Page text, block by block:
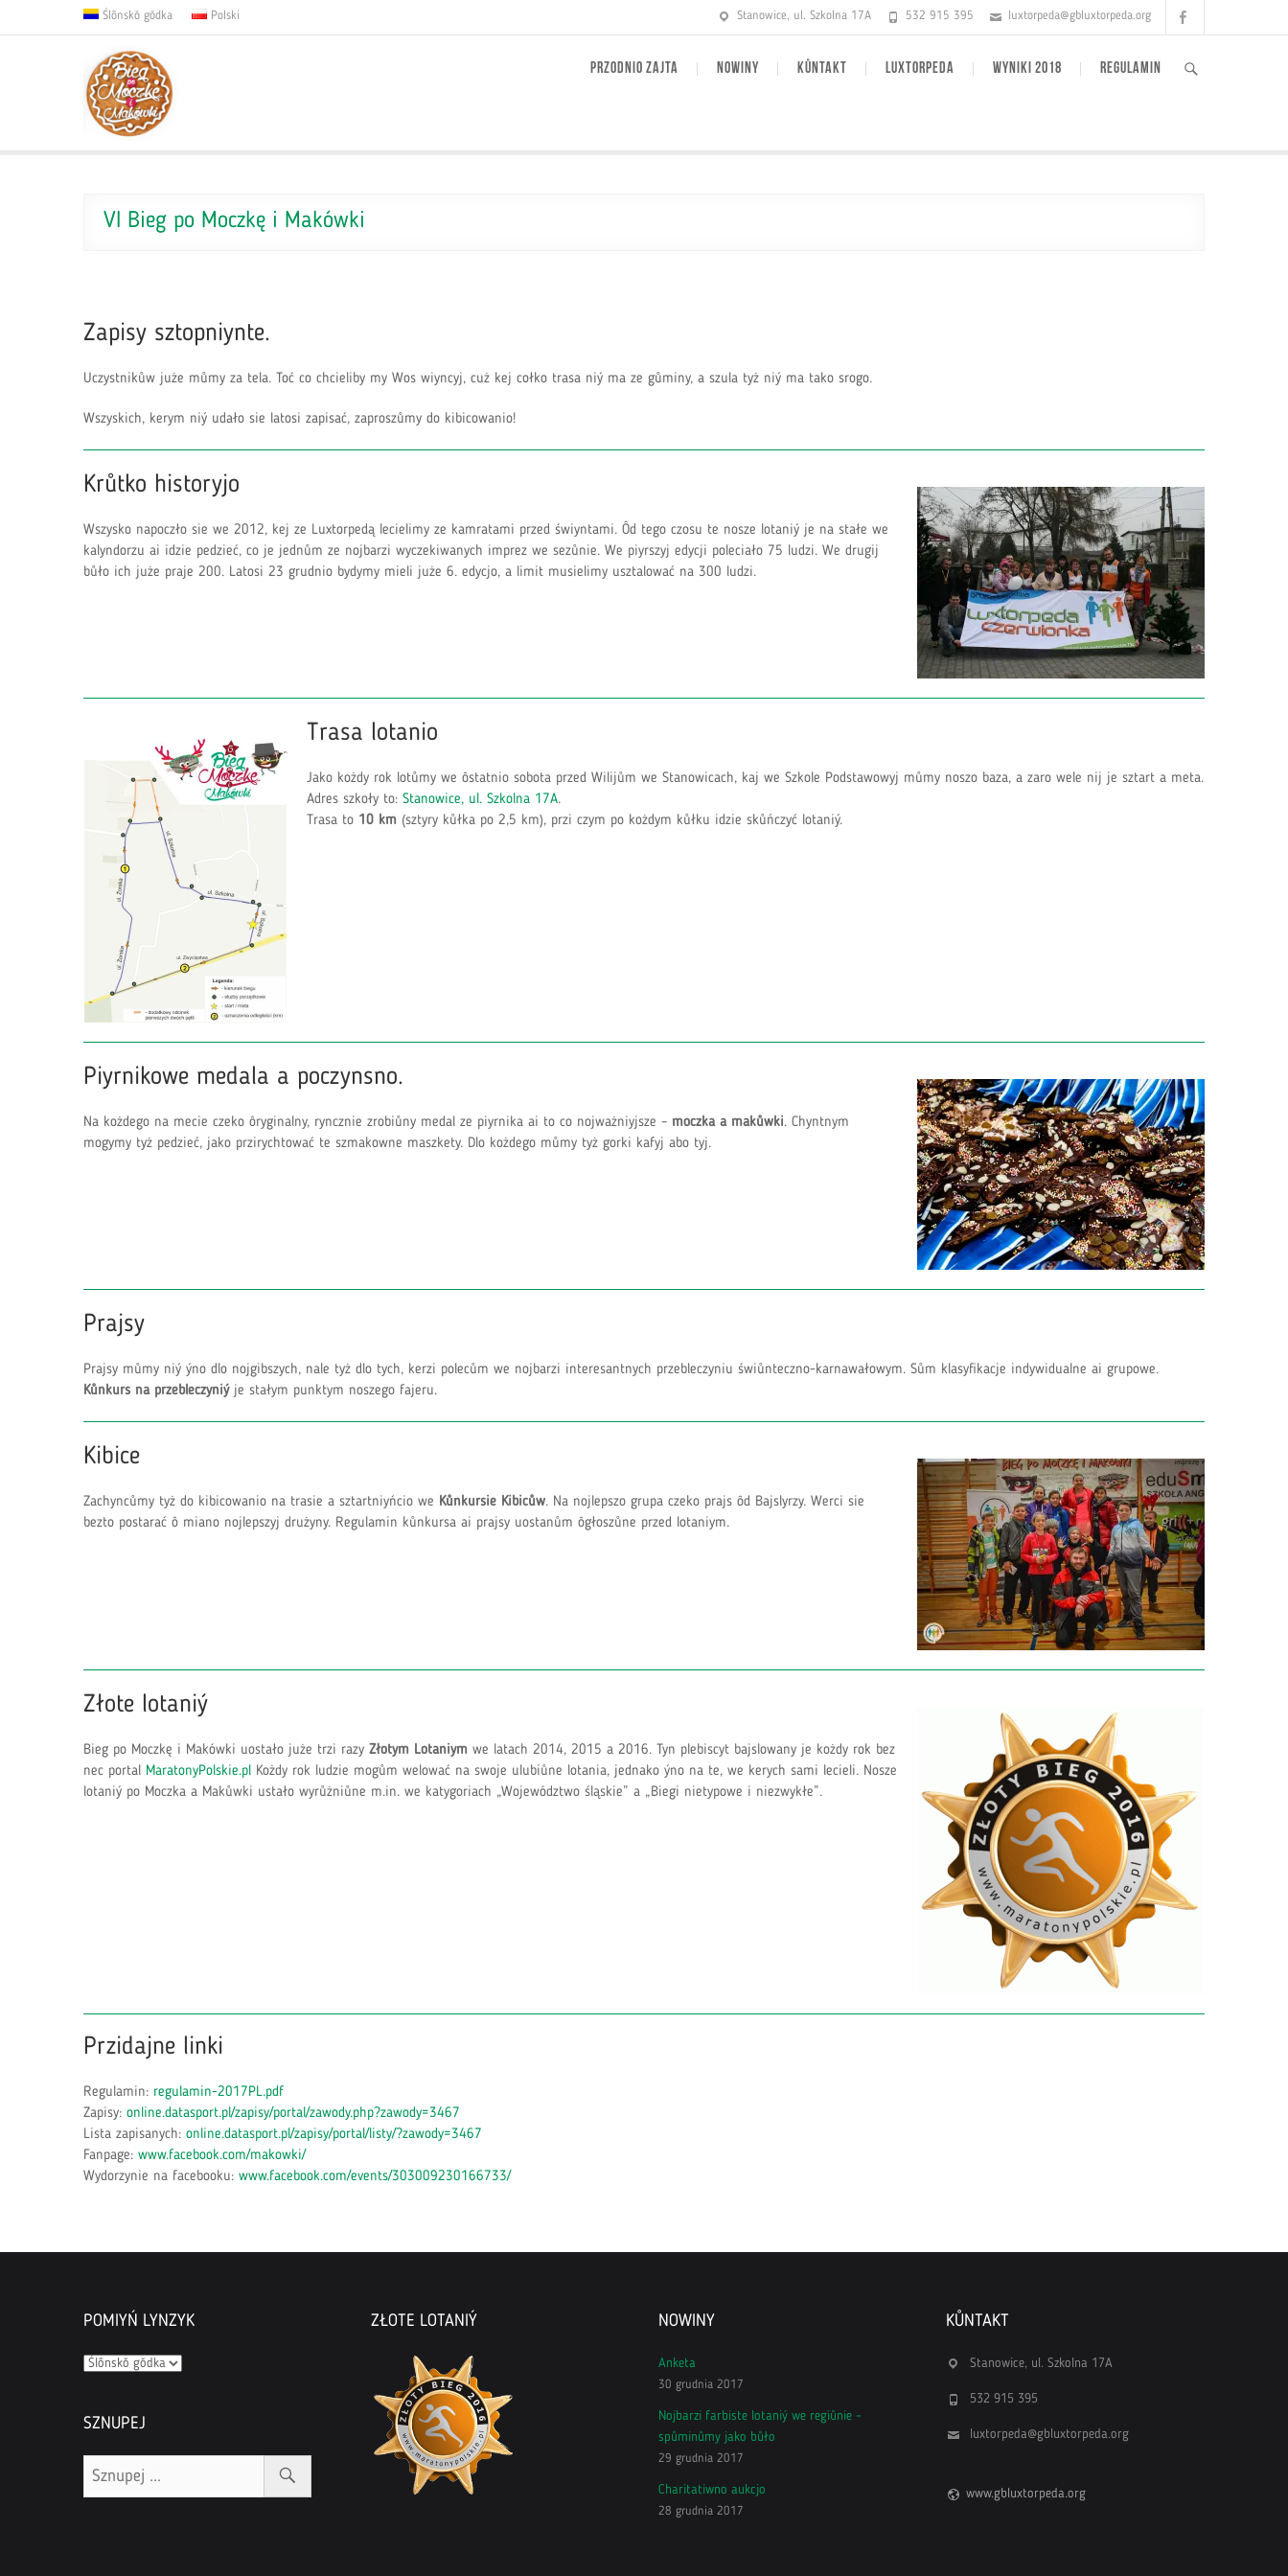
Ślōnskŏ gŏdka Polski Stanowice, ul. Szkolna 17A 532 915 395 luxtorpeda@gbluxtorpeda.org
PRZODNIO ZAJTA NOWINY KŮNTAKT LUXTORPEDA WYNIKI 2018 REGULAMIN
VI Bieg po Moczkę i Makówki
Zapisy sztopniynte.
Uczystnikůw juże můmy za tela. Toć co chcieliby my Wos wiyncyj, cuż kej cołko trasa niý ma ze gůminy, a szula tyż niý ma tako srogo.
Wszyskich, kerym niý udało sie latosi zapisać, zaproszůmy do kibicowanio!
Krůtko historyjo
Wszysko napoczło sie we 2012, kej ze Luxtorpedą lecielimy ze kamratami przed świyntami. Ôd tego czosu te nosze lotaniý je na stałe we
kalyndorzu ai idzie pedzieć, co je jednům ze nojbarzi wyczekiwanych imprez we sezůnie. We piyrszyj edycji poleciało 75 ludzi. We drugij
bůło ich juże praje 200. Latosi 23 grudnio bydymy mieli juże 6. edycjo, a limit musielimy usztalować na 300 ludzi.
Trasa lotanio
Jako kożdy rok lotůmy we ôstatnio sobota przed Wilijům we Stanowicach, kaj we Szkole Podstawowyj můmy noszo baza, a zaro wele nij je sztart a meta.
Adres szkoły to: Stanowice, ul. Szkolna 17A.
Trasa to 10 km (sztyry kůłka po 2,5 km), przi czym po kożdym kůłku idzie skůńczyć lotaniý.
Piyrnikowe medala a poczynsno.
Na kożdego na mecie czeko ôryginalny, ryncznie zrobiůny medal ze piyrnika ai to co nojważniyjsze – moczka a makůwki. Chyntnym
mogymy tyż pedzieć, jako przirychtować te szmakowne maszkety. Dlo kożdego můmy tyż gorki kafyj abo tyj.
Prajsy
Prajsy můmy niý ýno dlo nojgibszych, nale tyż dlo tych, kerzi polecům we nojbarzi interesantnych przebleczyniu świůnteczno-karnawałowym. Sům klasyfikacje indywidualne ai grupowe.
Kůnkurs na przebleczyniýje stałym punktym noszego fajeru.
Kibice
Zachyncůmy tyż do kibicowanio na trasie a sztartniyńcio we Kůnkursie Kibicůw. Na nojlepszo grupa czeko prajs ôd Bajslyrzy. Werci sie
bezto postarać ô miano nojlepszyj drużyny. Regulamin kůnkursa ai prajsy uostanům ôgłoszůne przed lotaniym.
Złote lotaniý
Bieg po Moczkę i Makówki uostało juże trzi razy Złotym Lotaniym we latach 2014, 2015 a 2016. Tyn plebiscyt bajslowany je kożdy rok bez
nec portal MaratonyPolskie.pl Kożdy rok ludzie mogům welować na swoje ulubiůne lotania, jednako ýno na te, we kerych sami lecieli. Nosze
lotaniý po Moczka a Makůwki ustało wyrůżniůne m.in. we katygoriach „Województwo śląskie” a „Biegi nietypowe i niezwykłe”.
Przidajne linki
Regulamin: regulamin-2017PL.pdf
Zapisy: online.datasport.pl/zapisy/portal/zawody.php?zawody=3467
Lista zapisanych: online.datasport.pl/zapisy/portal/listy/?zawody=3467
Fanpage: www.facebook.com/makowki/
Wydorzynie na facebooku: www.facebook.com/events/303009230166733/
POMIYŃ LYNZYK
Pomiyń
SZNUPEJ
ZŁOTE LOTANIÝ NOWINY
Anketa
30 grudnia 2017
Nojbarzi farbiste lotaniý we regiůnie –
spůminůmy jako bůło
29 grudnia 2017
Charitatiwno aukcjo
28 grudnia 2017
KŮNTAKT
Stanowice, ul. Szkolna 17A
532 915 395
luxtorpeda@gbluxtorpeda.org
www.gbluxtorpeda.org